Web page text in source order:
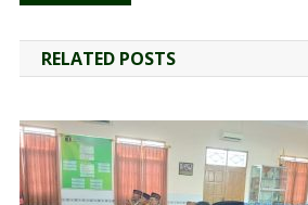
RELATED POSTS